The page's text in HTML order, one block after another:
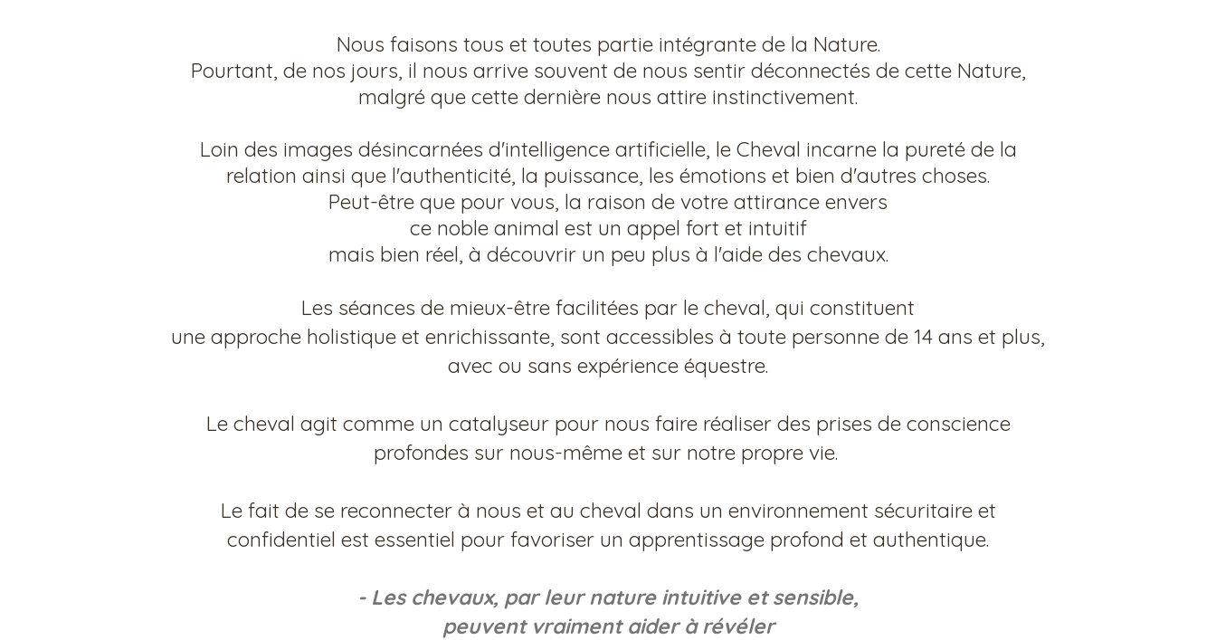
Nous faisons tous et toutes partie intégrante de la Nature.
Pourtant, de nos jours, il nous arrive souvent de nous sentir déconnectés de cette Nature,
malgré que cette dernière nous attire instinctivement.
Loin des images désincarnées d'intelligence artificielle, le Cheval incarne la pureté de la
relation ainsi que l'authenticité, la puissance, les émotions et bien d'autres choses.
Peut-être que pour vous, la raison de votre attirance envers
ce noble animal est un appel fort et intuitif
mais bien réel, à découvrir un peu plus à l'aide des chevaux.
Les séances de mieux-être facilitées par le cheval, qui constituent
une approche holistique et enrichissante, sont accessibles à toute personne de 14 ans et plus,
avec ou sans expérience équestre.
Le cheval agit comme un catalyseur pour nous faire réaliser des prises de conscience
profondes sur nous-même et sur notre propre vie. ​
Le fait de se reconnecter à nous et au cheval dans un environnement sécuritaire et
confidentiel est essentiel pour favoriser un apprentissage profond et authentique.
- Les chevaux, par leur nature intuitive et sensible,
peuvent vraiment aider à révéler